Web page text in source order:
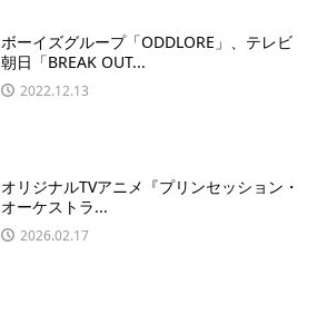
ボーイズグループ「ODDLORE」、テレビ
朝日「BREAK OUT...
2022.12.13
オリジナルTVアニメ『プリンセッション・
オーケストラ...
2026.02.17